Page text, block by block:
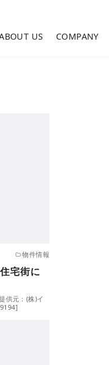
US COMPANY
物件情報
宅街に
供元：(株)イ